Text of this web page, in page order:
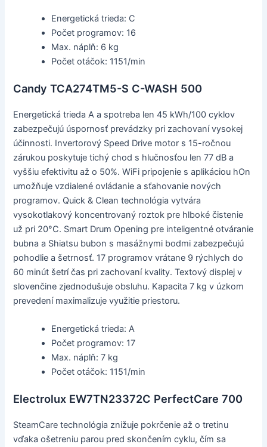
Energetická trieda: C
Počet programov: 16
Max. náplň: 6 kg
Počet otáčok: 1151/min
Candy TCA274TM5-S C-WASH 500
Energetická trieda A a spotreba len 45 kWh/100 cyklov
zabezpečujú úspornosť prevádzky pri zachovaní vysokej
účinnosti. Invertorový Speed Drive motor s 15-ročnou
zárukou poskytuje tichý chod s hlučnosťou len 77 dB a
vyššiu efektivitu až o 50%. WiFi pripojenie s aplikáciou hOn
umožňuje vzdialené ovládanie a sťahovanie nových
programov. Quick & Clean technológia vytvára
vysokotlakový koncentrovaný roztok pre hlboké čistenie
už pri 20°C. Smart Drum Opening pre inteligentné otváranie
bubna a Shiatsu bubon s masážnymi bodmi zabezpečujú
pohodlie a šetrnosť. 17 programov vrátane 9 rýchlych do
60 minút šetrí čas pri zachovaní kvality. Textový displej v
slovenčine zjednodušuje obsluhu. Kapacita 7 kg v úzkom
prevedení maximalizuje využitie priestoru.
Energetická trieda: A
Počet programov: 17
Max. náplň: 7 kg
Počet otáčok: 1151/min
Electrolux EW7TN23372C PerfectCare 700
SteamCare technológia znižuje pokrčenie až o tretinu
vďaka ošetreniu parou pred skončením cyklu, čím sa